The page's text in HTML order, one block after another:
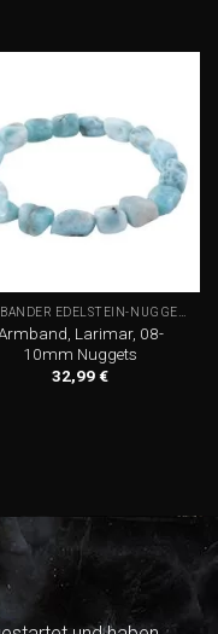
wishlist
Larimar, 08-
10mm Nuggets
32,99€